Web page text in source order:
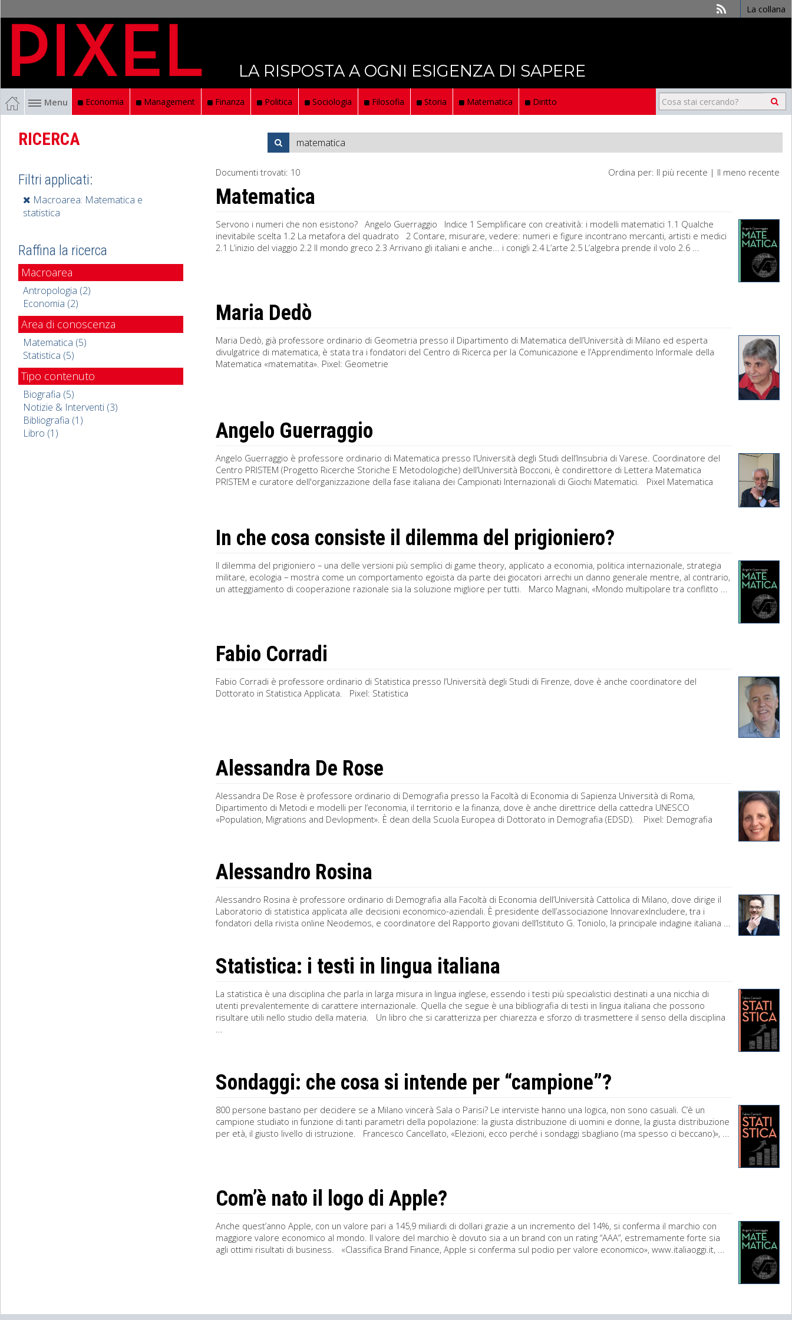
La collana
LA RISPOSTA A OGNI ESIGENZA DI SAPERE
Menu Economia Management Finanza Politica Sociologia Filosofia Storia Matematica Diritto
RICERCA
Ordina per: Il più recente | Il meno recente
Documenti trovati: 10
Matematica
Servono i numeri che non esistono? Angelo Guerraggio Indice 1 Semplificare con creatività: i modelli matematici 1.1 Qualche
inevitabile scelta 1.2 La metafora del quadrato 2 Contare, misurare, vedere: numeri e figure incontrano mercanti, artisti e medici
2.1 L’inizio del viaggio 2.2 Il mondo greco 2.3 Arrivano gli italiani e anche... i conigli 2.4 L’arte 2.5 L’algebra prende il volo 2.6 ...
Maria Dedò
Maria Dedò, già professore ordinario di Geometria presso il Dipartimento di Matematica dell’Università di Milano ed esperta
divulgatrice di matematica, è stata tra i fondatori del Centro di Ricerca per la Comunicazione e l’Apprendimento Informale della
Matematica «matematita». Pixel: Geometrie
Angelo Guerraggio
Angelo Guerraggio è professore ordinario di Matematica presso l’Università degli Studi dell’Insubria di Varese. Coordinatore del
Centro PRISTEM (Progetto Ricerche Storiche E Metodologiche) dell’Università Bocconi, è condirettore di Lettera Matematica
PRISTEM e curatore dell'organizzazione della fase italiana dei Campionati Internazionali di Giochi Matematici. Pixel Matematica
In che cosa consiste il dilemma del prigioniero?
Il dilemma del prigioniero – una delle versioni più semplici di game theory, applicato a economia, politica internazionale, strategia
militare, ecologia – mostra come un comportamento egoista da parte dei giocatori arrechi un danno generale mentre, al contrario,
un atteggiamento di cooperazione razionale sia la soluzione migliore per tutti. Marco Magnani, «Mondo multipolare tra conflitto ...
Fabio Corradi
Fabio Corradi è professore ordinario di Statistica presso l’Università degli Studi di Firenze, dove è anche coordinatore del
Dottorato in Statistica Applicata. Pixel: Statistica
Alessandra De Rose
Alessandra De Rose è professore ordinario di Demografia presso la Facoltà di Economia di Sapienza Università di Roma,
Dipartimento di Metodi e modelli per l’economia, il territorio e la finanza, dove è anche direttrice della cattedra UNESCO
«Population, Migrations and Devlopment». È dean della Scuola Europea di Dottorato in Demografia (EDSD). Pixel: Demografia
Alessandro Rosina
Alessandro Rosina è professore ordinario di Demografia alla Facoltà di Economia dell’Università Cattolica di Milano, dove dirige il
Laboratorio di statistica applicata alle decisioni economico-aziendali. È presidente dell’associazione InnovarexIncludere, tra i
fondatori della rivista online Neodemos, e coordinatore del Rapporto giovani dell’Istituto G. Toniolo, la principale indagine italiana ...
Statistica: i testi in lingua italiana
La statistica è una disciplina che parla in larga misura in lingua inglese, essendo i testi più specialistici destinati a una nicchia di
utenti prevalentemente di carattere internazionale. Quella che segue è una bibliografia di testi in lingua italiana che possono
risultare utili nello studio della materia. Un libro che si caratterizza per chiarezza e sforzo di trasmettere il senso della disciplina
...
Sondaggi: che cosa si intende per “campione”?
800 persone bastano per decidere se a Milano vincerà Sala o Parisi? Le interviste hanno una logica, non sono casuali. C’è un
campione studiato in funzione di tanti parametri della popolazione: la giusta distribuzione di uomini e donne, la giusta distribuzione
per età, il giusto livello di istruzione. Francesco Cancellato, «Elezioni, ecco perché i sondaggi sbagliano (ma spesso ci beccano)», ...
Com’è nato il logo di Apple?
Anche quest’anno Apple, con un valore pari a 145,9 miliardi di dollari grazie a un incremento del 14%, si conferma il marchio con
maggiore valore economico al mondo. Il valore del marchio è dovuto sia a un brand con un rating “AAA”, estremamente forte sia
agli ottimi risultati di business. «Classifica Brand Finance, Apple si conferma sul podio per valore economico», www.italiaoggi.it, ...
Filtri applicati:
Macroarea: Matematica e
statistica
Raffina la ricerca
Macroarea
Antropologia (2)
Economia (2)
Area di conoscenza
Matematica (5)
Statistica (5)
Tipo contenuto
Biografia (5)
Notizie & Interventi (3)
Bibliografia (1)
Libro (1)